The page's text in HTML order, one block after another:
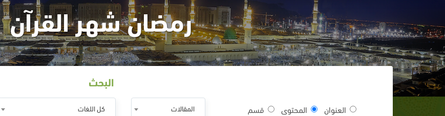
رمضان شهر القرآن
البحث
العنوان المحتوى قسم المقالات كل اللغات